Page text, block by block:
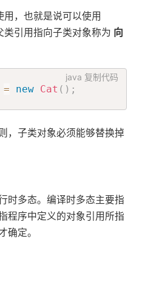
，也就是说可以使用
引用指向子类对象称为 向
java 复制代码
= new Cat ( ) ;
，子类对象必须能够替换掉
时多态。编译时多态主要指
程序中定义的对象引用所指
确定。